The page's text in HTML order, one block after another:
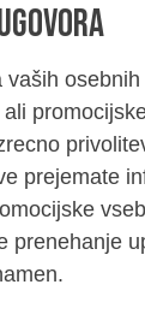
vaših
prejemate
prenehanje